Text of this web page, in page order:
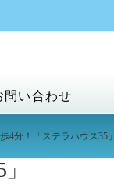
問い合わせ
4分！「ステラハウス35」